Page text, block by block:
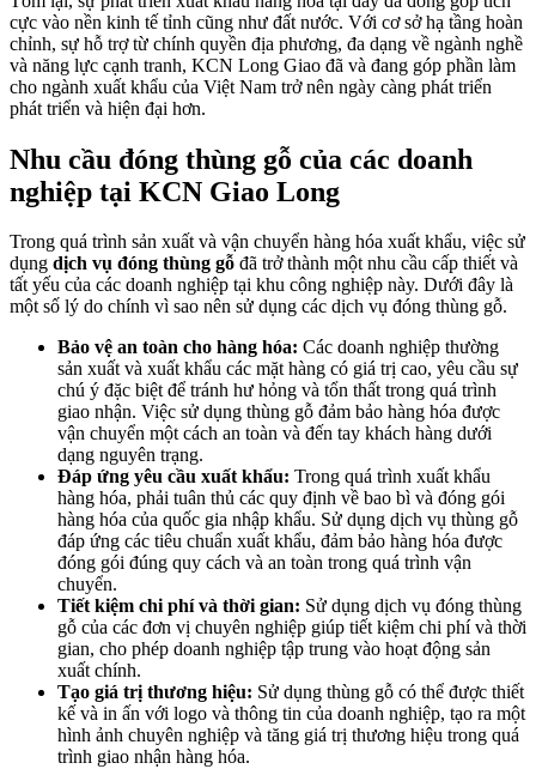
cực vào nền kinh tế tỉnh cũng như đất nước. Với cơ sở hạ tầng hoàn
chỉnh, sự hỗ trợ từ chính quyền địa phương, đa dạng về ngành nghề
và năng lực cạnh tranh, KCN Long Giao đã và đang góp phần làm
cho ngành xuất khẩu của Việt Nam trở nên ngày càng phát triển
phát triển và hiện đại hơn.
Nhu cầu đóng thùng gỗ của các doanh
nghiệp tại KCN Giao Long
Trong quá trình sản xuất và vận chuyển hàng hóa xuất khẩu, việc sử
dụng dịch vụ đóng thùng gỗ đã trở thành một nhu cầu cấp thiết và
tất yếu của các doanh nghiệp tại khu công nghiệp này. Dưới đây là
một số lý do chính vì sao nên sử dụng các dịch vụ đóng thùng gỗ.
Bảo vệ an toàn cho hàng hóa: Các doanh nghiệp thường
sản xuất và xuất khẩu các mặt hàng có giá trị cao, yêu cầu sự
chú ý đặc biệt để tránh hư hỏng và tổn thất trong quá trình
giao nhận. Việc sử dụng thùng gỗ đảm bảo hàng hóa được
vận chuyển một cách an toàn và đến tay khách hàng dưới
dạng nguyên trạng.
Đáp ứng yêu cầu xuất khẩu: Trong quá trình xuất khẩu
hàng hóa, phải tuân thủ các quy định về bao bì và đóng gói
hàng hóa của quốc gia nhập khẩu. Sử dụng dịch vụ thùng gỗ
đáp ứng các tiêu chuẩn xuất khẩu, đảm bảo hàng hóa được
đóng gói đúng quy cách và an toàn trong quá trình vận
chuyển.
Tiết kiệm chi phí và thời gian: Sử dụng dịch vụ đóng thùng
gỗ của các đơn vị chuyên nghiệp giúp tiết kiệm chi phí và thời
gian, cho phép doanh nghiệp tập trung vào hoạt động sản
xuất chính.
Tạo giá trị thương hiệu: Sử dụng thùng gỗ có thể được thiết
kế và in ấn với logo và thông tin của doanh nghiệp, tạo ra một
hình ảnh chuyên nghiệp và tăng giá trị thương hiệu trong quá
trình giao nhận hàng hóa.